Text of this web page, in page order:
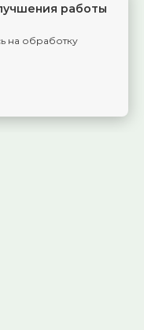
работы
на обработку